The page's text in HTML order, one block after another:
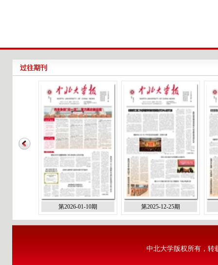
过往期刊
第2026-01-10期 第2025-12-25期
中北大学版权所有，转